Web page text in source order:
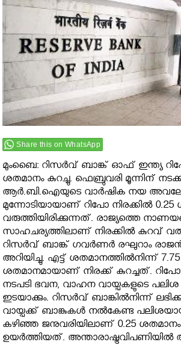
Share this on WhatsApp
മുംബൈ: റിസര്‍വ് ബാങ്ക് ഓഫ് ഇന്ത്യ
ശതമാനം കുറച്ചു. ഫെബ്രുവരി മൂന്നിന്
ആര്‍.ബി.ഐയുടെ വാര്‍ഷിക നയ
മുന്നോടിയായാണ് റിപോ നിരക്കില്‍
വരുത്തിയിരിക്കുന്നത്. രാജ്യത്തെ
സാഹചര്യത്തിലാണ് നിരക്കില്‍ കുറവ്
റിസര്‍വ് ബാങ്ക് ഗവര്‍ണര്‍ രഘുറാം
അറിയിച്ചു. എട്ട് ശതമാനത്തില്‍നിന്ന് 7.75
ശതമാനമായാണ് നിരക്ക് കുറച്ചത്. റിപോ
നടപടി ഭവന, വാഹന വായ്പകളുടെ
ഇടയാക്കും. റിസര്‍വ് ബാങ്കില്‍നിന്ന്
വായ്പക്ക് ബാങ്കുകള്‍ നല്‍കേണ്ട പലിശയായ
കഴിഞ്ഞ ജനുവരിയിലാണ് 0.25 ശതമാനം
ഉയര്‍ത്തിയത്.